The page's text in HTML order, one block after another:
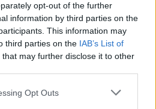
opt-out of the further
information by third parties on the
This information may
third parties on the IAB’s List of
that may further disclose it to other
app uses one or more Google
Opt Outs
orari e prenotazioni
o eventi con posti
borgo, rispettate gli orari e le
a unasagra, preferite
un po’ di cura l’itinerario